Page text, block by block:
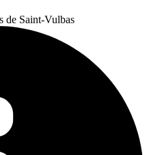
de Saint-Vulbas